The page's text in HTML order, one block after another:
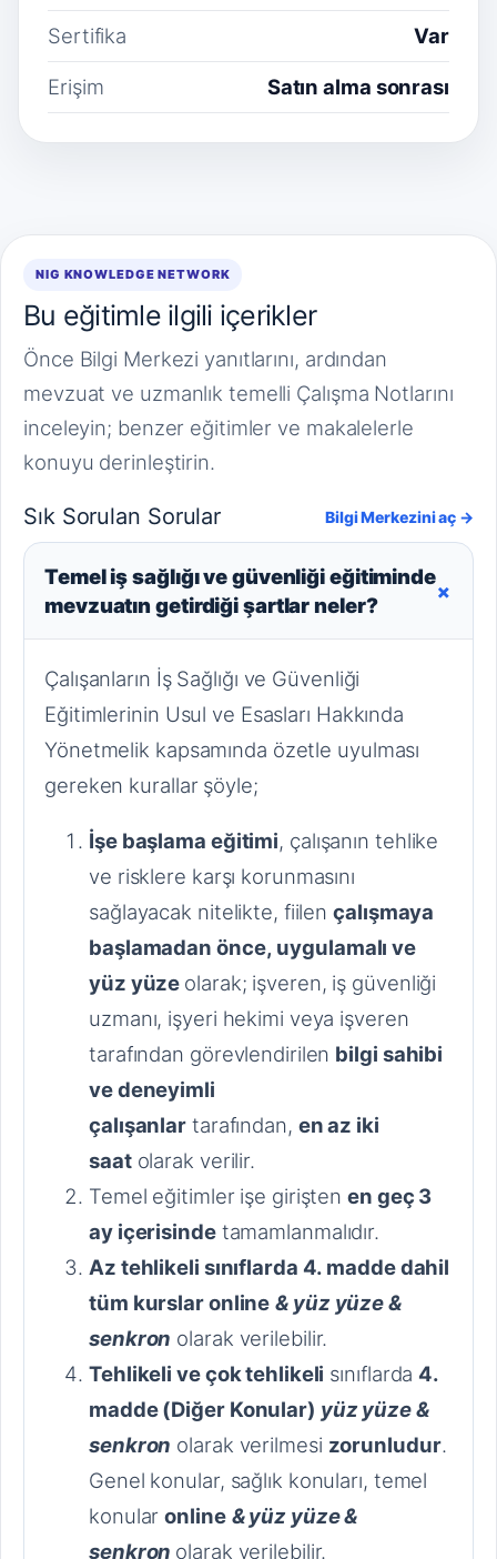
Sertifika Var
Erişim Satın alma sonrası
NIG KNOWLEDGE NETWORK
Bu eğitimle ilgili içerikler
Önce Bilgi Merkezi yanıtlarını, ardından
mevzuat ve uzmanlık temelli Çalışma Notlarını
inceleyin; benzer eğitimler ve makalelerle
konuyu derinleştirin.
Sık Sorulan Sorular Bilgi Merkezini aç →
Temel iş sağlığı ve güvenliği eğitiminde
mevzuatın getirdiği şartlar neler?
+
Çalışanların İş Sağlığı ve Güvenliği
Eğitimlerinin Usul ve Esasları Hakkında
Yönetmelik kapsamında özetle uyulması
gereken kurallar şöyle;
İşe başlama eğitimi, çalışanın tehlike
ve risklere karşı korunmasını
sağlayacak nitelikte, fiilençalışmaya
başlamadan önce, uygulamalı ve
yüz yüze olarak; işveren, iş güvenliği
uzmanı, işyeri hekimi veya işveren
tarafından görevlendirilen bilgi sahibi
ve deneyimli
çalışanlar tarafından, en az iki
saatolarak verilir.
Temel eğitimler işe giriştenen geç 3
ay içerisindetamamlanmalıdır.
Az tehlikeli sınıflarda 4. madde dahil
tüm kurslaronline & yüz yüze &
senkron olarak verilebilir.
Tehlikeli ve çok tehlikeli sınıflarda4.
madde (Diğer Konular) yüz yüze &
senkron olarak verilmesi zorunludur.
Genel konular, sağlık konuları, temel
konularonline & yüz yüze &
senkron olarak verilebilir.